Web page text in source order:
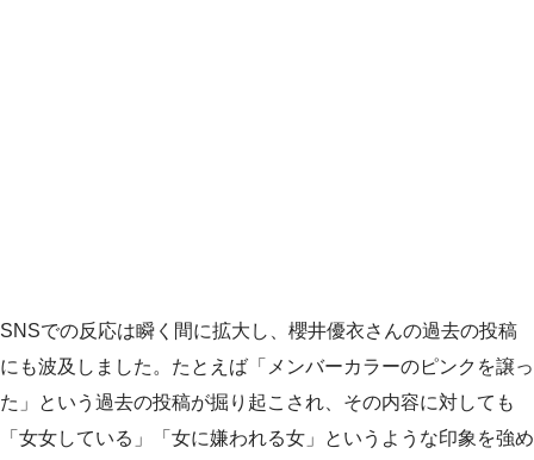
SNSでの反応は瞬く間に拡大し、櫻井優衣さんの過去の投稿
にも波及しました。たとえば「メンバーカラーのピンクを譲っ
た」という過去の投稿が掘り起こされ、その内容に対しても
「女女している」「女に嫌われる女」というような印象を強め